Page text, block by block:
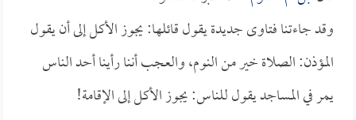
وقد جاءتنا فتاوى جديدة يقول قائلها: يجوز الأكل إلى أن يقول
المؤذن: الصلاة خير من النوم، والعجب أننا رأينا أحد الناس
يمر في المساجد يقول للناس: يجوز الأكل إلى الإقامة!